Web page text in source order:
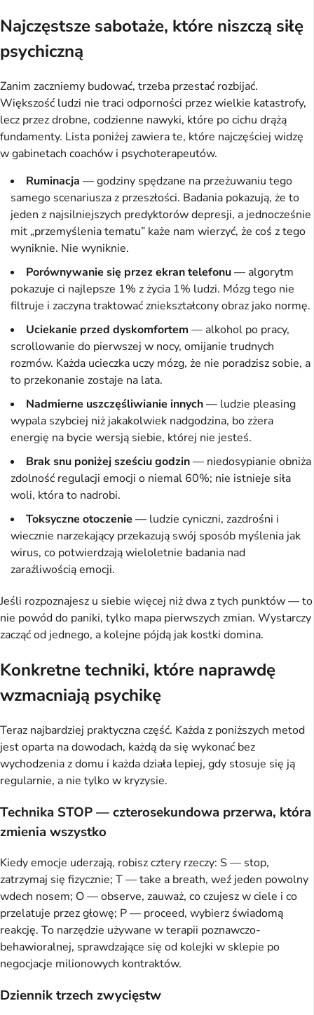
Najczęstsze sabotaże, które niszczą siłę
psychiczną
Zanim zaczniemy budować, trzeba przestać rozbijać.
Większość ludzi nie traci odporności przez wielkie katastrofy,
lecz przez drobne, codzienne nawyki, które po cichu drążą
fundamenty. Lista poniżej zawiera te, które najczęściej widzę
w gabinetach coachów i psychoterapeutów.
Ruminacja — godziny spędzane na przeżuwaniu tego
samego scenariusza z przeszłości. Badania pokazują, że to
jeden z najsilniejszych predyktorów depresji, a jednocześnie
mit „przemyślenia tematu” każe nam wierzyć, że coś z tego
wyniknie. Nie wyniknie.
Porównywanie się przez ekran telefonu— algorytm
pokazuje ci najlepsze 1% z życia 1% ludzi. Mózg tego nie
filtruje i zaczyna traktować zniekształcony obraz jako normę.
Uciekanie przed dyskomfortem — alkohol po pracy,
scrollowanie do pierwszej w nocy, omijanie trudnych
rozmów. Każda ucieczka uczy mózg, że nie poradzisz sobie, a
to przekonanie zostaje na lata.
Nadmierne uszczęśliwianie innych— ludzie pleasing
wypala szybciej niż jakakolwiek nadgodzina, bo zżera
energię na bycie wersją siebie, której nie jesteś.
Brak snu poniżej sześciu godzin— niedosypianie obniża
zdolność regulacji emocji o niemal 60%; nie istnieje siła
woli, która to nadrobi.
Toksyczne otoczenie — ludzie cyniczni, zazdrośni i
wiecznie narzekający przekazują swój sposób myślenia jak
wirus, co potwierdzają wieloletnie badania nad
zaraźliwością emocji.
Jeśli rozpoznajesz u siebie więcej niż dwa z tych punktów — to
nie powód do paniki, tylko mapa pierwszych zmian. Wystarczy
zacząć od jednego, a kolejne pójdą jak kostki domina.
Konkretne techniki, które naprawdę
wzmacniają psychikę
Teraz najbardziej praktyczna część. Każda z poniższych metod
jest oparta na dowodach, każdą da się wykonać bez
wychodzenia z domu i każda działa lepiej, gdy stosuje się ją
regularnie, a nie tylko w kryzysie.
Technika STOP — czterosekundowa przerwa, która
zmienia wszystko
Kiedy emocje uderzają, robisz cztery rzeczy: S — stop,
zatrzymaj się fizycznie; T — take a breath, weź jeden powolny
wdech nosem; O — observe, zauważ, co czujesz w ciele i co
przelatuje przez głowę; P — proceed, wybierz świadomą
reakcję. To narzędzie używane w terapii poznawczo-
behawioralnej, sprawdzające się od kolejki w sklepie po
negocjacje milionowych kontraktów.
Dziennik trzech zwycięstw